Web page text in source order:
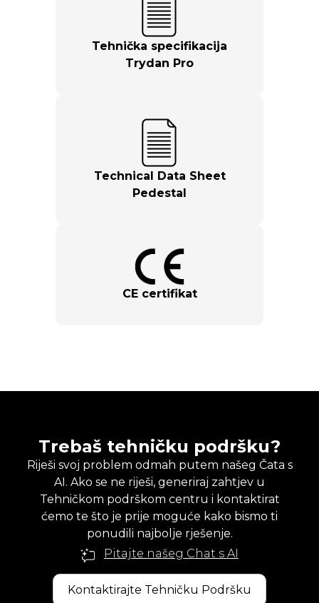
Tehnička specifikacija
Trydan Pro
Technical Data Sheet
Pedestal
CE certifikat
Trebaš tehničku podršku?
Riješi svoj problem odmah putem našeg Čata s
AI. Ako se ne riješi, generiraj zahtjev u
Tehničkom podrškom centru i kontaktirat
ćemo te što je prije moguće kako bismo ti
ponudili najbolje rješenje.
Pitajte našeg Chat s AI
Kontaktirajte Tehničku Podršku